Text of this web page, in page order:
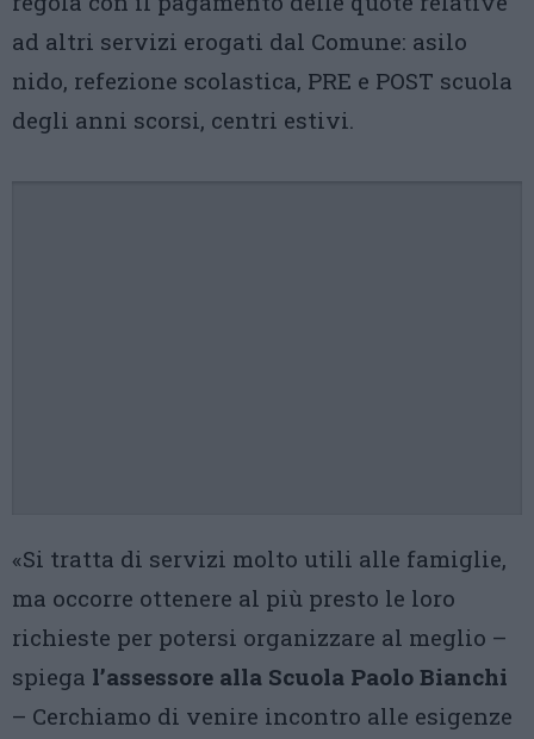
ad altri servizi erogati dal Comune: asilo
nido, refezione scolastica, PRE e POST scuola
degli anni scorsi, centri estivi.
«Si tratta di servizi molto utili alle famiglie,
ma occorre ottenere al più presto le loro
richieste per potersi organizzare al meglio –
spiega l’assessore alla Scuola Paolo Bianchi
– Cerchiamo di venire incontro alle esigenze